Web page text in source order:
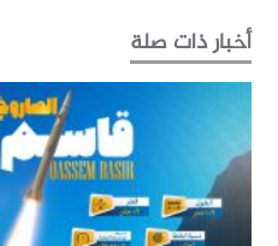
أخبار ذات صلة